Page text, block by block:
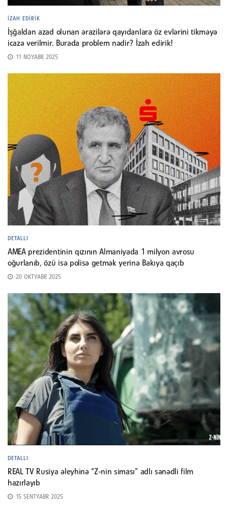
İZAH EDIRIK
İşğaldan azad olunan ərazilərə qayıdanlara öz evlərini tikməyə
icazə verilmir. Burada problem nədir? İzah edirik!
11 NOYABR 2025
DETALLI
AMEA prezidentinin qızının Almaniyada 1 milyon avrosu
oğurlanıb, özü isə polisə getmək yerinə Bakıya qaçıb
20 OKTYABR 2025
DETALLI
REAL TV Rusiya əleyhinə “Z-nin siması” adlı sənədli film
hazırlayıb
15 SENTYABR 2025